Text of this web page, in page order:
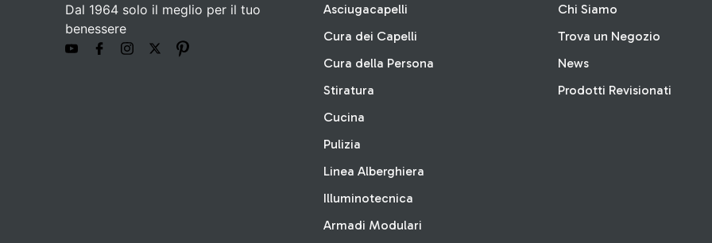
Dal 1964 solo il meglio per il tuo
benessere
Asciugacapelli
Cura dei Capelli
Cura della Persona
Stiratura
Cucina
Pulizia
Linea Alberghiera
Illuminotecnica
Armadi Modulari
Chi Siamo
Trova un Negozio
News
Prodotti Revisionati